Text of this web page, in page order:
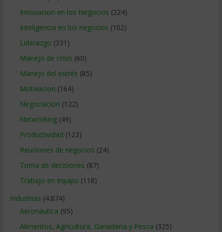
Innovacion en los Negocios (224)
Inteligencia en los negocios (102)
Liderazgo (331)
Manejo de crisis (60)
Manejo del estrés (85)
Motivacion (164)
Negociacion (122)
Networking(49)
Productividad (123)
Reuniones de negocios (24)
Toma de decisiones (87)
Trabajo en equipo (118)
Industrias (4.874)
Aeronautica (95)
Alimentos, Agricultura, Ganaderia y Pesca (325)